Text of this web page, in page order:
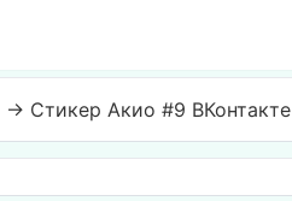
→ Стикер Акио #9 ВКонтакте